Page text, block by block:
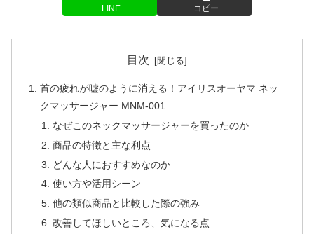
LINE コピー
目次
首の疲れが嘘のように消える！アイリスオーヤマ ネッ
クマッサージャー MNM-001
なぜこのネックマッサージャーを買ったのか
商品の特徴と主な利点
どんな人におすすめなのか
使い方や活用シーン
他の類似商品と比較した際の強み
改善してほしいところ、気になる点